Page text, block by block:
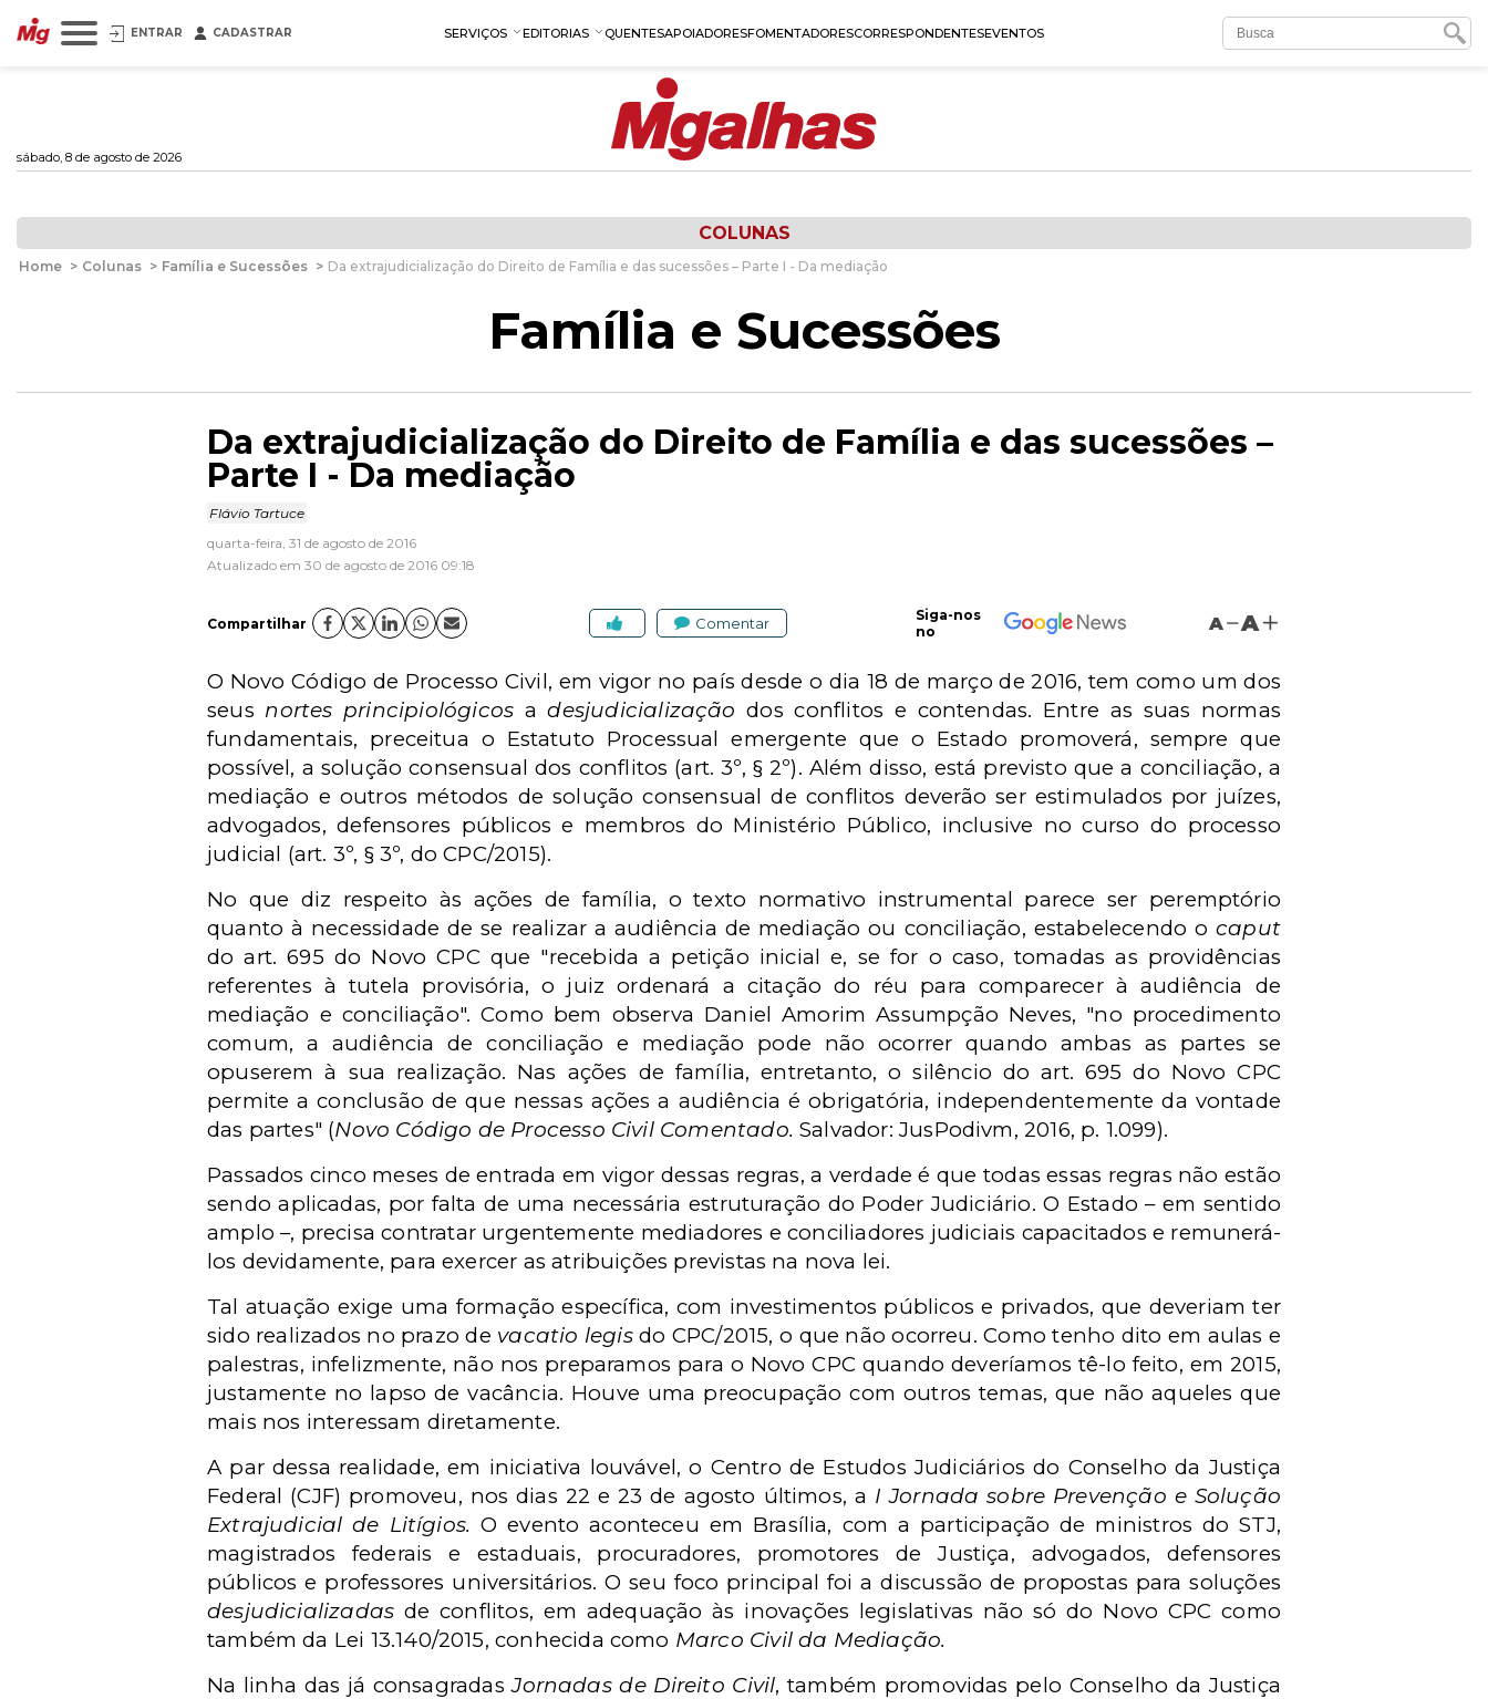
ENTRAR CADASTRAR SERVIÇOS EDITORIAS QUENTESAPOIADORESFOMENTADORESCORRESPONDENTESEVENTOS
sábado, 8 de agosto de 2026
COLUNAS
Home > Colunas > Família e Sucessões > Da extrajudicialização do Direito de Família e das sucessões – Parte I - Da mediação
Família e Sucessões
Da extrajudicialização do Direito de Família e das sucessões –
Parte I - Da mediação
Flávio Tartuce
quarta-feira, 31 de agosto de 2016
Atualizado em 30 de agosto de 2016 09:18
Compartilhar Comentar
Siga-nos
no
A A
O Novo Código de Processo Civil, em vigor no país desde o dia 18 de março de 2016, tem como um dos
seus nortes principiológicos adesjudicialização dos conflitos e contendas. Entre as suas normas
fundamentais, preceitua o Estatuto Processual emergente que o Estado promoverá, sempre que
possível, a solução consensual dos conflitos (art. 3º, § 2º). Além disso, está previsto que a conciliação, a
mediação e outros métodos de solução consensual de conflitos deverão ser estimulados por juízes,
advogados, defensores públicos e membros do Ministério Público, inclusive no curso do processo
judicial (art. 3º, § 3º, do CPC/2015).
No que diz respeito às ações de família, o texto normativo instrumental parece ser peremptório
quanto à necessidade de se realizar a audiência de mediação ou conciliação, estabelecendo ocaput
do art. 695 do Novo CPC que "recebida a petição inicial e, se for o caso, tomadas as providências
referentes à tutela provisória, o juiz ordenará a citação do réu para comparecer à audiência de
mediação e conciliação". Como bem observa Daniel Amorim Assumpção Neves, "no procedimento
comum, a audiência de conciliação e mediação pode não ocorrer quando ambas as partes se
opuserem à sua realização. Nas ações de família, entretanto, o silêncio do art. 695 do Novo CPC
permite a conclusão de que nessas ações a audiência é obrigatória, independentemente da vontade
das partes" (Novo Código de Processo Civil Comentado.Salvador: JusPodivm, 2016, p. 1.099).
Passados cinco meses de entrada em vigor dessas regras, a verdade é que todas essas regras não estão
sendo aplicadas, por falta de uma necessária estruturação do Poder Judiciário. O Estado – em sentido
amplo –, precisa contratar urgentemente mediadores e conciliadores judiciais capacitados e remunerá-
los devidamente, para exercer as atribuições previstas na nova lei.
Tal atuação exige uma formação específica, com investimentos públicos e privados, que deveriam ter
sido realizados no prazo de vacatio legisdo CPC/2015, o que não ocorreu. Como tenho dito em aulas e
palestras, infelizmente, não nos preparamos para o Novo CPC quando deveríamos tê-lo feito, em 2015,
justamente no lapso de vacância. Houve uma preocupação com outros temas, que não aqueles que
mais nos interessam diretamente.
A par dessa realidade, em iniciativa louvável, o Centro de Estudos Judiciários do Conselho da Justiça
Federal (CJF) promoveu, nos dias 22 e 23 de agosto últimos, a I Jornada sobre Prevenção e Solução
Extrajudicial de Litígios. O evento aconteceu em Brasília, com a participação de ministros do STJ,
magistrados federais e estaduais, procuradores, promotores de Justiça, advogados, defensores
públicos e professores universitários. O seu foco principal foi a discussão de propostas para soluções
desjudicializadas de conflitos, em adequação às inovações legislativas não só do Novo CPC como
também da Lei 13.140/2015, conhecida como Marco Civil da Mediação.
Na linha das já consagradasJornadas de Direito Civil, também promovidas pelo Conselho da Justiça